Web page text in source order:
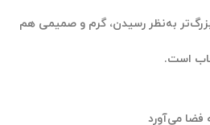
به‌نظر رسیدن،گرم و صمیمی هم
است.
می‌آورد